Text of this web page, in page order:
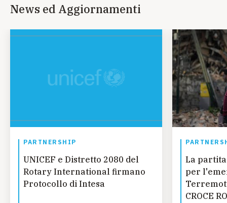
News ed Aggiornamenti
PARTNERSHIP
UNICEF e Distretto 2080 del
Rotary International firmano
Protocollo di Intesa
La
per
CROCE